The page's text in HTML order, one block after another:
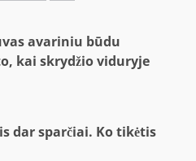
avariniu būdu
kai skrydžio viduryje
dar sparčiai. Ko tikėtis